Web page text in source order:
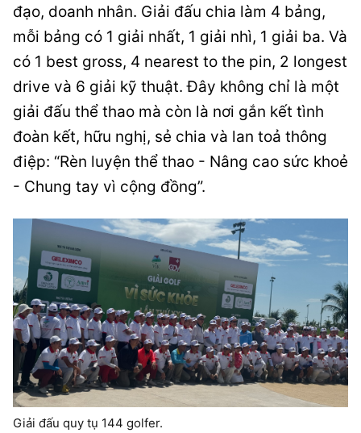
đạo, doanh nhân. Giải đấu chia làm 4 bảng,
mỗi bảng có 1 giải nhất, 1 giải nhì, 1 giải ba. Và
có 1 best gross, 4 nearest to the pin, 2 longest
drive và 6 giải kỹ thuật. Đây không chỉ là một
giải đấu thể thao mà còn là nơi gắn kết tình
đoàn kết, hữu nghị, sẻ chia và lan toả thông
điệp: “Rèn luyện thể thao - Nâng cao sức khoẻ
- Chung tay vì cộng đồng”.
Giải đấu quy tụ 144 golfer.